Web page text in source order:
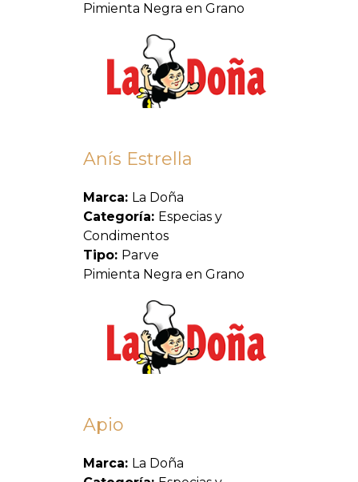
Pimienta Negra en Grano
Anís Estrella
Marca: La Doña
Categoría: Especias y
Condimentos
Tipo: Parve
Pimienta Negra en Grano
Apio
Marca: La Doña